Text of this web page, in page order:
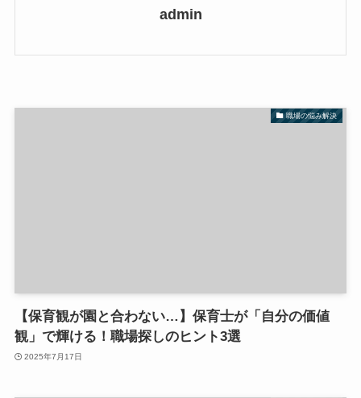
admin
職場の悩み解決
【保育観が園と合わない…】保育士が「自分の価値
観」で輝ける！職場探しのヒント3選
2025年7月17日